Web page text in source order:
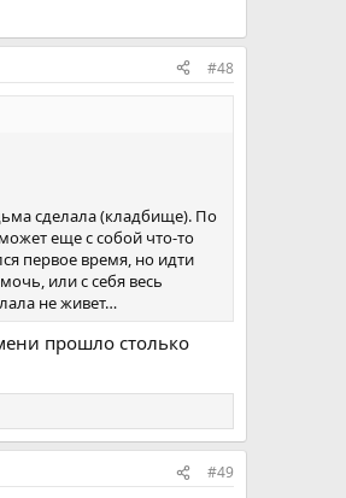
#48
сделала (кладбище). По
еще с собой что-то
первое время, но идти
или с себя весь
не живет…
прошло столько
#49